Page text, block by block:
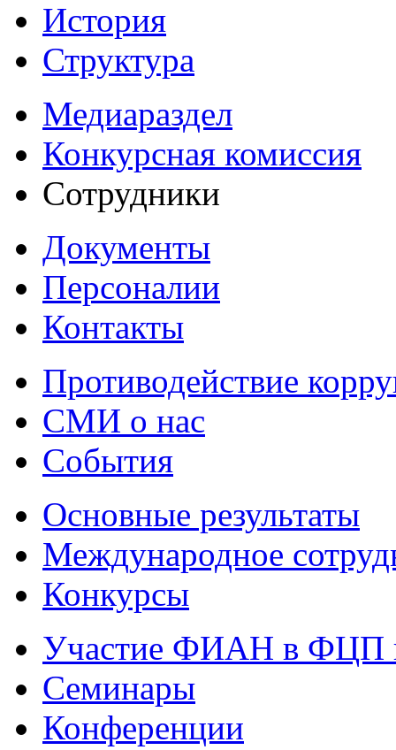
История
Структура
Медиараздел
Конкурсная комиссия
Сотрудники
Документы
Персоналии
Контакты
Противодействие
СМИ о нас
События
Основные результаты
Международное
Конкурсы
Участие ФИАН в ФЦП
Семинары
Конференции